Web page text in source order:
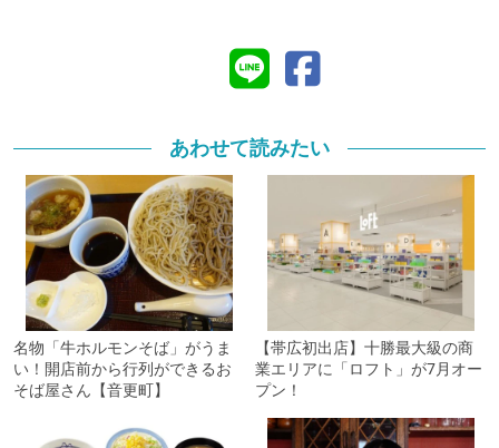
あわせて読みたい
名物「牛ホルモンそば」がうま
い！開店前から行列ができるお
そば屋さん【音更町】
【帯広初出店】十勝最大級の商
業エリアに「ロフト」が7月オー
プン！